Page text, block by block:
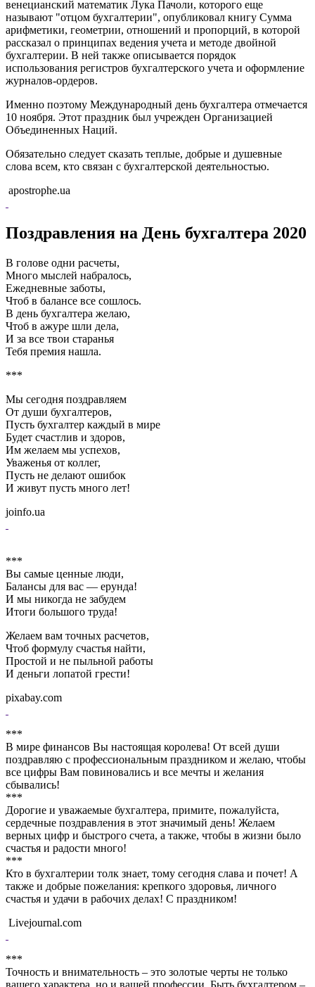
венецианский математик Лука Пачоли, которого еще
называют "отцом бухгалтерии", опубликовал книгу Сумма
арифметики, геометрии, отношений и пропорций, в которой
рассказал о принципах ведения учета и методе двойной
бухгалтерии. В ней также описывается порядок
использования регистров бухгалтерского учета и оформление
журналов-ордеров.
Именно поэтому Международный день бухгалтера отмечается
10 ноября. Этот праздник был учрежден Организацией
Объединенных Наций.
Обязательно следует сказать теплые, добрые и душевные
слова всем, кто связан с бухгалтерской деятельностью.
apostrophe.ua
Поздравления на День бухгалтера 2020
В голове одни расчеты,
Много мыслей набралось,
Ежедневные заботы,
Чтоб в балансе все сошлось.
В день бухгалтера желаю,
Чтоб в ажуре шли дела,
И за все твои старанья
Тебя премия нашла.
***
Мы сегодня поздравляем
От души бухгалтеров,
Пусть бухгалтер каждый в мире
Будет счастлив и здоров,
Им желаем мы успехов,
Уваженья от коллег,
Пусть не делают ошибок
И живут пусть много лет!
joinfo.ua
***
Вы самые ценные люди,
Балансы для вас — ерунда!
И мы никогда не забудем
Итоги большого труда!
Желаем вам точных расчетов,
Чтоб формулу счастья найти,
Простой и не пыльной работы
И деньги лопатой грести!
pixabay.com
***
В мире финансов Вы настоящая королева! От всей души
поздравляю с профессиональным праздником и желаю, чтобы
все цифры Вам повиновались и все мечты и желания
сбывались!
***
Дорогие и уважаемые бухгалтера, примите, пожалуйста,
сердечные поздравления в этот значимый день! Желаем
верных цифр и быстрого счета, а также, чтобы в жизни было
счастья и радости много!
***
Кто в бухгалтерии толк знает, тому сегодня слава и почет! А
также и добрые пожелания: крепкого здоровья, личного
счастья и удачи в рабочих делах! С праздником!
Livejournal.com
***
Точность и внимательность – это золотые черты не только
вашего характера, но и вашей профессии. Быть бухгалтером –